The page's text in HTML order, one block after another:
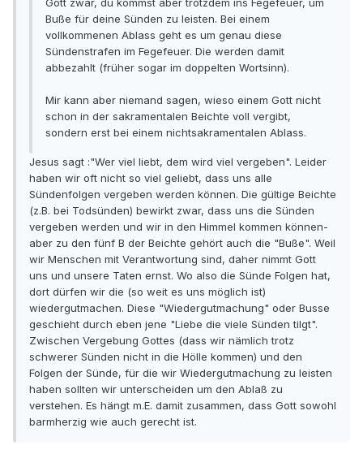
Gott zwar, du kommst aber trotzdem ins Fegefeuer, um
Buße für deine Sünden zu leisten. Bei einem
vollkommenen Ablass geht es um genau diese
Sündenstrafen im Fegefeuer. Die werden damit
abbezahlt (früher sogar im doppelten Wortsinn).
Mir kann aber niemand sagen, wieso einem Gott nicht
schon in der sakramentalen Beichte voll vergibt,
sondern erst bei einem nichtsakramentalen Ablass.
Jesus sagt :"Wer viel liebt, dem wird viel vergeben". Leider
haben wir oft nicht so viel geliebt, dass uns alle
Sündenfolgen vergeben werden können. Die gültige Beichte
(z.B. bei Todsünden) bewirkt zwar, dass uns die Sünden
vergeben werden und wir in den Himmel kommen können-
aber zu den fünf B der Beichte gehört auch die "Buße". Weil
wir Menschen mit Verantwortung sind, daher nimmt Gott
uns und unsere Taten ernst. Wo also die Sünde Folgen hat,
dort dürfen wir die (so weit es uns möglich ist)
wiedergutmachen. Diese "Wiedergutmachung" oder Busse
geschieht durch eben jene "Liebe die viele Sünden tilgt".
Zwischen Vergebung Gottes (dass wir nämlich trotz
schwerer Sünden nicht in die Hölle kommen) und den
Folgen der Sünde, für die wir Wiedergutmachung zu leisten
haben sollten wir unterscheiden um den Ablaß zu
verstehen. Es hängt m.E. damit zusammen, dass Gott sowohl
barmherzig wie auch gerecht ist.